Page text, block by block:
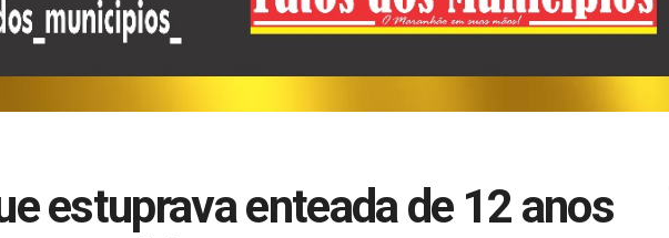
estuprava enteada de 12 anos